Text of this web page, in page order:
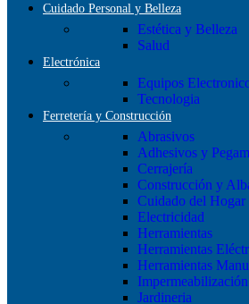
Cuidado Personal y Belleza
Estética y Belleza
Salud
Electrónica
Equipos
Tecnologia
Ferretería y Construcción
Abrasivos
Adhesivos y
Cerrajería
Construcción y
Cuidado del Hogar
Electricidad
Herramientas
Herramientas
Herramientas
Impermeabilización
Jardineria